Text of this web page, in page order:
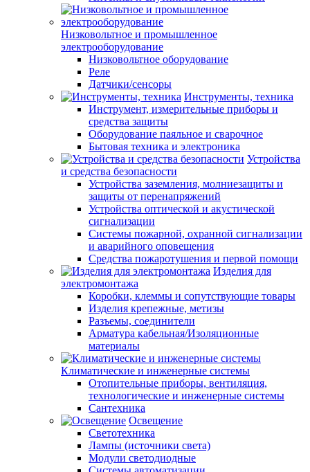
Низковольтное и промышленное
электрооборудование
Низковольтное оборудование
Реле
Датчики/сенсоры
Инструменты, техника
Инструмент, измерительные приборы и
средства защиты
Оборудование паяльное и сварочное
Бытовая техника и электроника
Устройства
и средства безопасности
Устройства заземления, молниезащиты и
защиты от перенапряжений
Устройства оптической и акустической
сигнализации
Системы пожарной, охранной сигнализации
и аварийного оповещения
Средства пожаротушения и первой помощи
Изделия для
электромонтажа
Коробки, клеммы и сопутствующие товары
Изделия крепежные, метизы
Разъемы, соединители
Арматура кабельная/Изоляционные
материалы
Климатические и инженерные системы
Отопительные приборы, вентиляция,
технологические и инженерные системы
Сантехника
Освещение
Светотехника
Лампы (источники света)
Модули светодиодные